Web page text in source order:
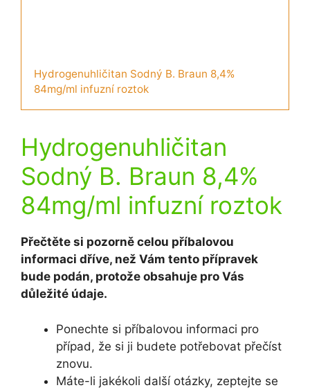
Hydrogenuhličitan Sodný B. Braun 8,4%
84mg/ml infuzní roztok
Hydrogenuhličitan
Sodný B. Braun 8,4%
84mg/ml infuzní roztok
Přečtěte si pozorně celou příbalovou
informaci dříve, než Vám tento přípravek
bude podán, protože obsahuje pro Vás
důležité údaje.
Ponechte si příbalovou informaci pro
případ, že si ji budete potřebovat přečíst
znovu.
Máte-li jakékoli další otázky, zeptejte se